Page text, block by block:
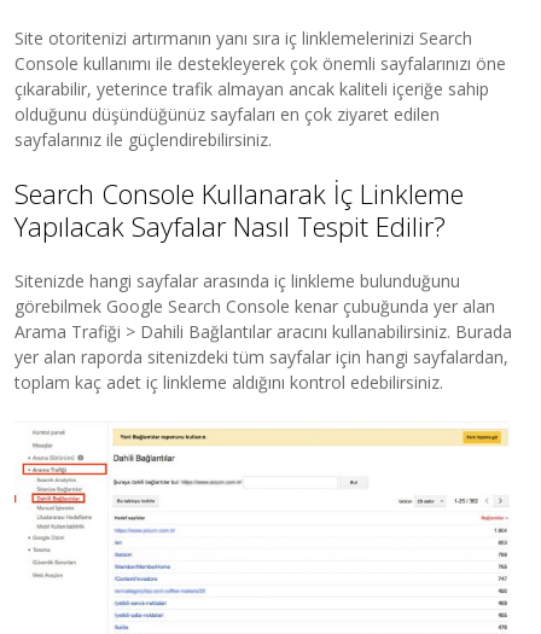
Site otoritenizi artırmanın yanı sıra iç linklemelerinizi Search
Console kullanımı ile destekleyerek çok önemli sayfalarınızı öne
çıkarabilir, yeterince trafik almayan ancak kaliteli içeriğe sahip
olduğunu düşündüğünüz sayfaları en çok ziyaret edilen
sayfalarınız ile güçlendirebilirsiniz.
Search Console Kullanarak İç Linkleme
Yapılacak Sayfalar Nasıl Tespit Edilir?
Sitenizde hangi sayfalar arasında iç linkleme bulunduğunu
görebilmek Google Search Console kenar çubuğunda yer alan
Arama Trafiği > Dahili Bağlantılar aracını kullanabilirsiniz. Burada
yer alan raporda sitenizdeki tüm sayfalar için hangi sayfalardan,
toplam kaç adet iç linkleme aldığını kontrol edebilirsiniz.